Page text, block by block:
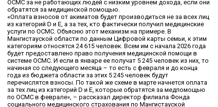
ОСМС за не работающих людей с низким уровнем дохода, если они
обратятся за медицинской помощью.
«Оплата взносов от акиматов будет производиться не за всех лиц
из категорий D и E, а за тех, кто фактически получил медицинские
услуги по ОСМС. Объясню этот механизм на примере. В
Мангистауской области по данным Цифровой карты семьи, к этим
категориям относятся 24 615 человек. Всем им с начала 2026 года
будет предоставлено право получения медицинской помощи в
системе ОСМС. И если в январе ее получат 5 245 человек из них, то
начиная со следующего месяца – то есть с февраля и до конца
года из бюджета области за этих 5 245 человек будут
перечислятся взносы. По такой же схеме в марте начнется оплата
за тех лиц из категорий D и E, которые обратятся за медпомощью
по ОСМС в феврале», – рассказал директор филиала Фонда
социального медицинского страхования по Мангистауской